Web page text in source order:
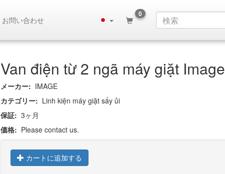
お問い合わせ
0
Van điện từ 2 ngã máy giặt Image
メーカー: IMAGE
カテゴリー: Linh kiện máy giặt sấy ủi
保証: 3ヶ月
価格: Please contact us.
カートに追加する